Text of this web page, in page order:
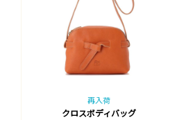
再入荷
クロスボディバッグ